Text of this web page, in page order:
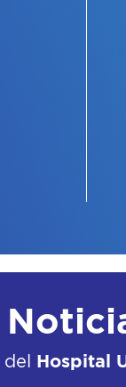
del Hospital